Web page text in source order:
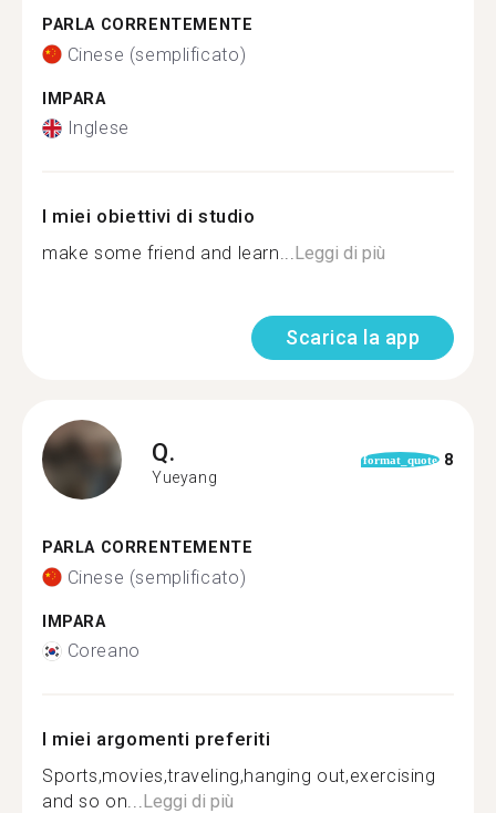
PARLA CORRENTEMENTE
Cinese (semplificato)
IMPARA
Inglese
I miei obiettivi di studio
make some friend and learn...Leggi di più
Scarica la app
Q.
Yueyang
format_quote 8
PARLA CORRENTEMENTE
Cinese (semplificato)
IMPARA
Coreano
I miei argomenti preferiti
Sports,movies,traveling,hanging out,exercising
and so on...Leggi di più